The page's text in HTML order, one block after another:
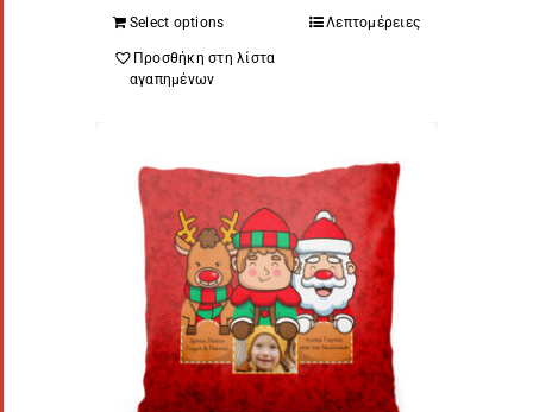
Select options Λεπτομέρειες
Προσθήκη στη λίστα
αγαπημένων